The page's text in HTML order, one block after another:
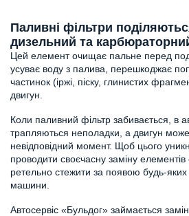
Паливні фільтри
дизельний та
Цей елемент очищає пальне перед
усуває воду з палива, перешкоджає
частинок (іржі, піску, глинистих
двигун.
Коли паливний фільтр забивається, в
трапляються неполадки, а двигун
невідповідний момент. Щоб цього
проводити своєчасну заміну
ретельно стежити за появою будь-яких
машини.
Автосервіс «Бульдог» займається